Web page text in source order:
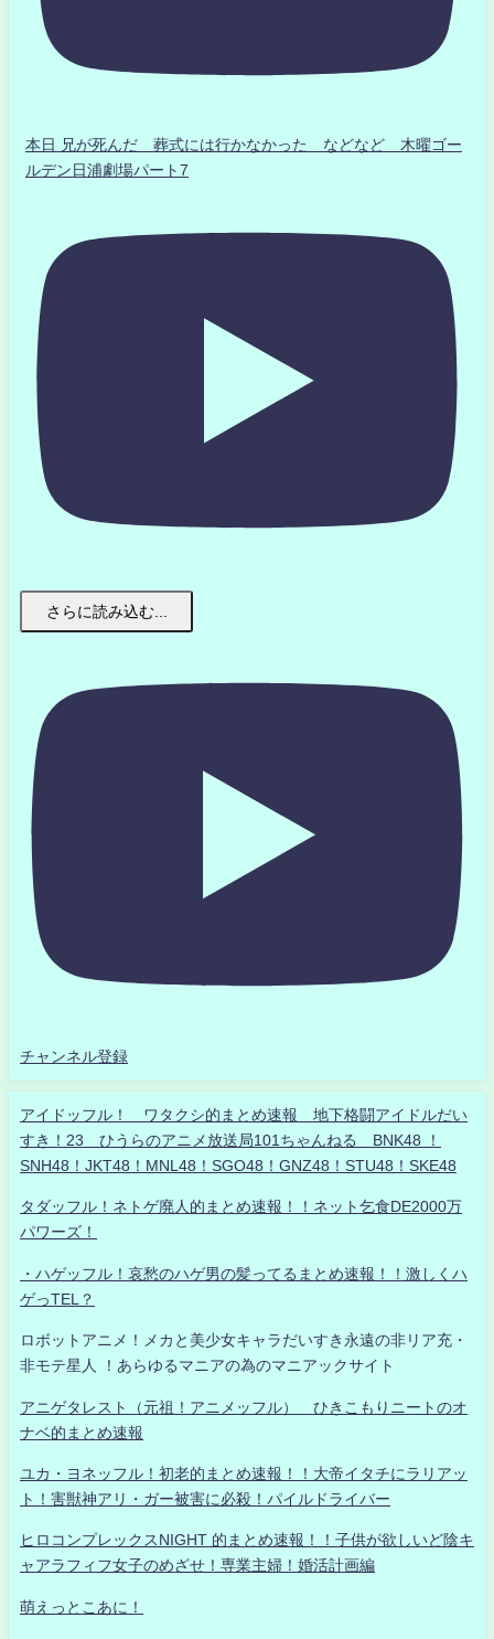
本日 兄が死んだ 葬式には行かなかった などなど 木曜ゴー
ルデン日浦劇場パート7
さらに読み込む...
チャンネル登録
アイドッフル！ ワタクシ的まとめ速報 地下格闘アイドルだい
すき！23 ひうらのアニメ放送局101ちゃんねる BNK48 ！
SNH48！JKT48！MNL48！SGO48！GNZ48！STU48！SKE48
タダッフル！ネトゲ廃人的まとめ速報！！ネット乞食DE2000万
パワーズ！
・ハゲッフル！哀愁のハゲ男の髪ってるまとめ速報！！激しくハ
ゲっTEL？
ロボットアニメ！メカと美少女キャラだいすき永遠の非リア充・
非モテ星人 ！あらゆるマニアの為のマニアックサイト
アニゲタレスト（元祖！アニメッフル） ひきこもりニートのオ
ナベ的まとめ速報
ユカ・ヨネッフル！初老的まとめ速報！！大帝イタチにラリアッ
ト！害獣神アリ・ガー被害に必殺！パイルドライバー
ヒロコンプレックスNIGHT 的まとめ速報！！子供が欲しいど陰キ
ャアラフィフ女子のめざせ！専業主婦！婚活計画編
萌えっとこあに！